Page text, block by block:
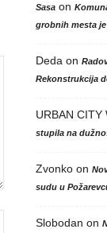
Sasaon
grobnih mesta
Deda on
Rekonstrukcija
URBAN CITY
stupila na
Zvonkoon
sudu u
Slobodan on